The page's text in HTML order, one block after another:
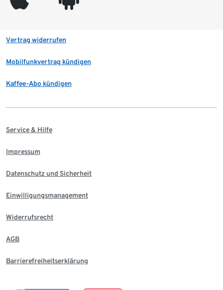
Vertrag widerrufen
Mobilfunkvertrag kündigen
Kaffee-Abo kündigen
Service & Hilfe
Impressum
Datenschutz und Sicherheit
Einwilligungsmanagement
Widerrufsrecht
AGB
Barrierefreiheitserklärung